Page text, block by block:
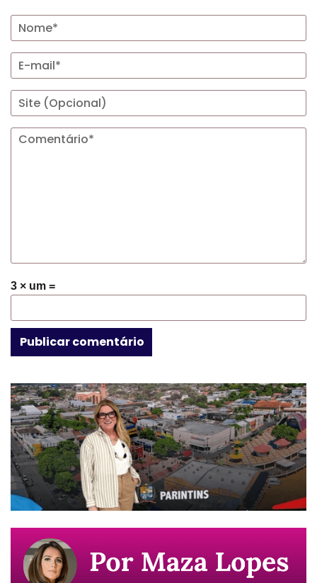
3 × um =